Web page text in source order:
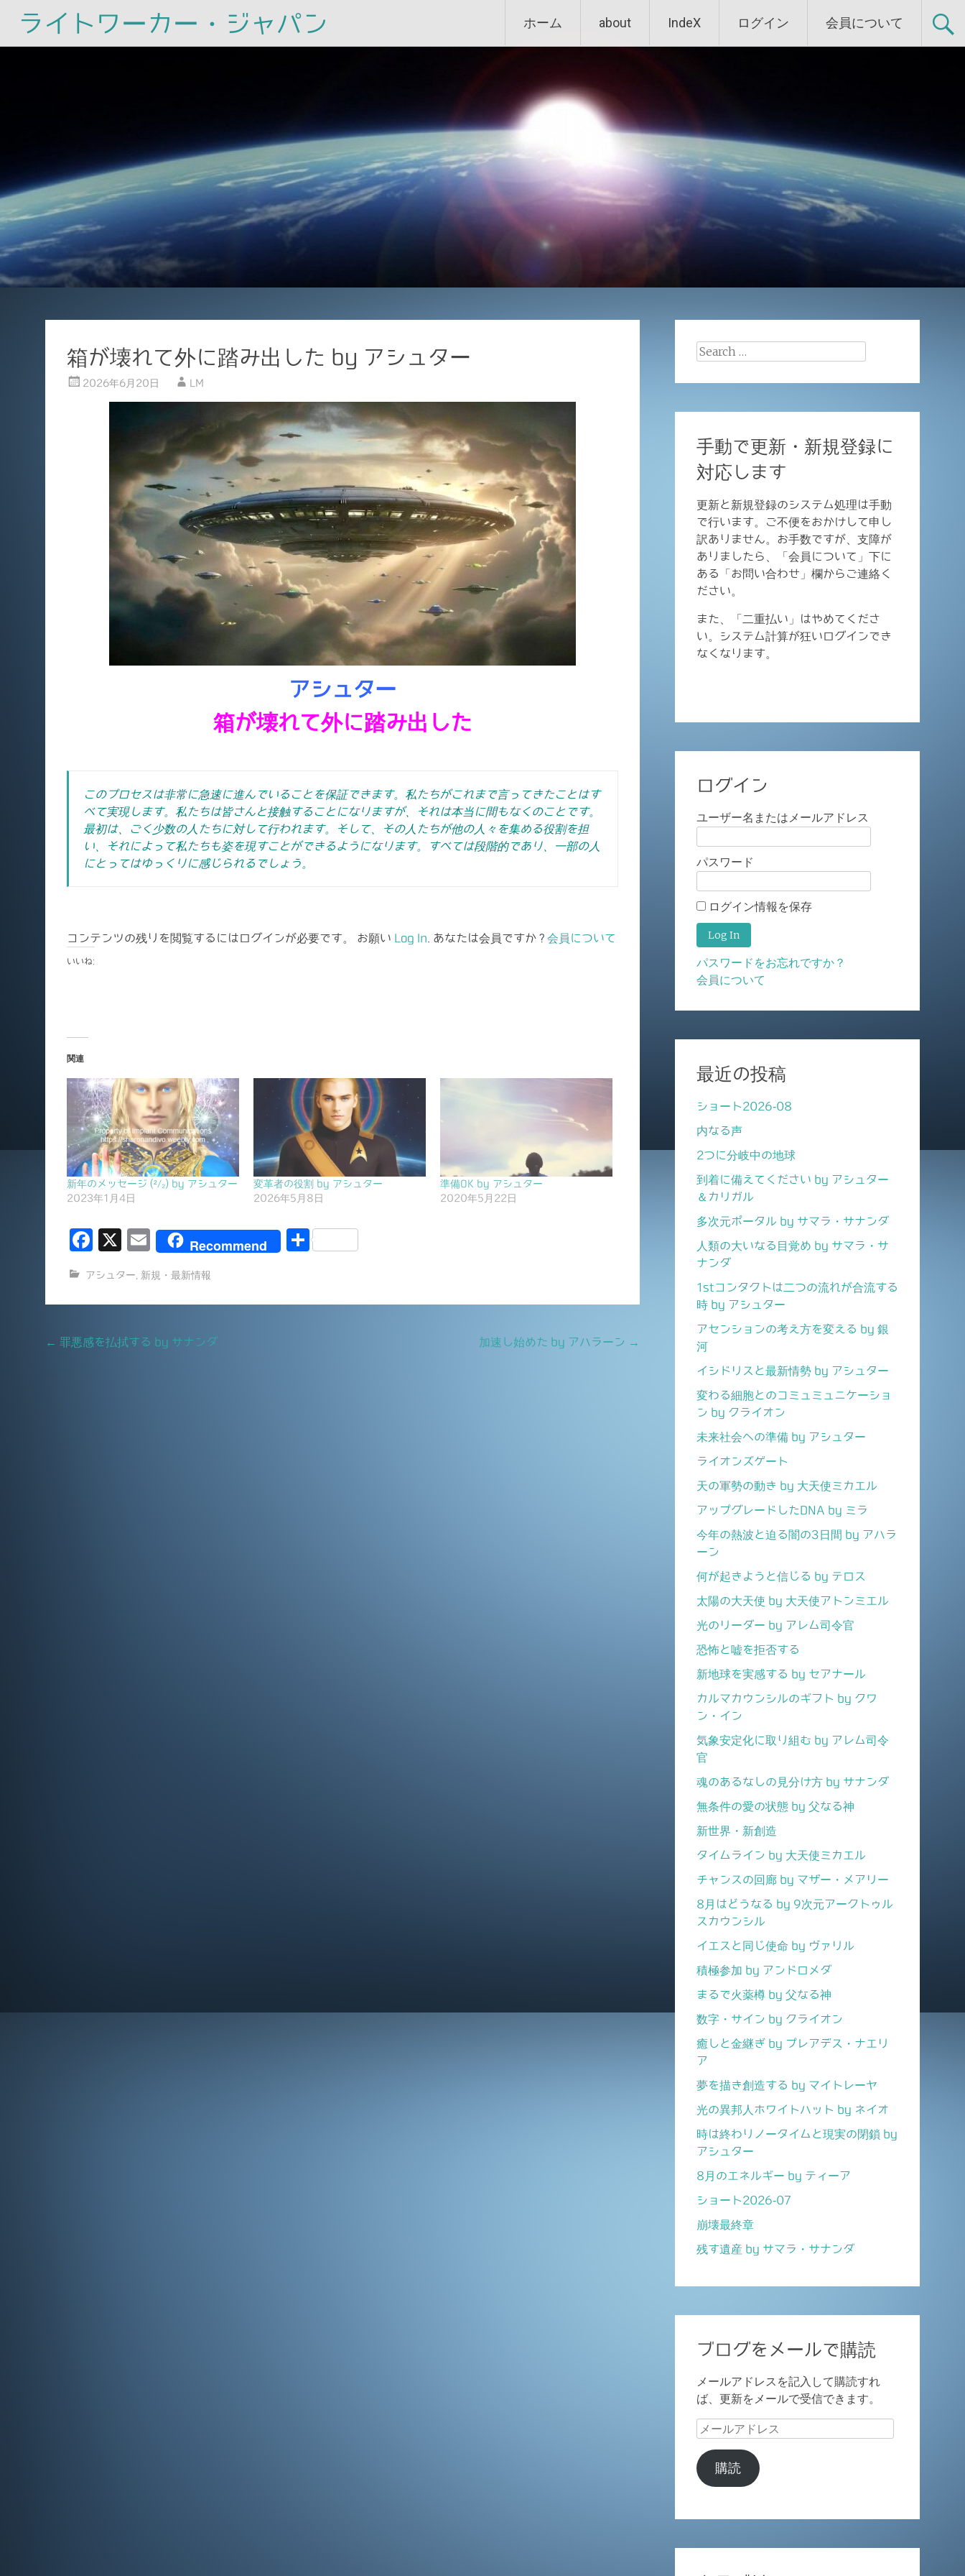
ライトワーカー・ジャパン
to
ホーム about IndeX ログイン 会員について
箱が壊れて外に踏み出した by アシュター
2026年6月20日 LM
アシュター
箱が壊れて外に踏み出した
このプロセスは非常に急速に進んでいることを保証できます。私たちがこれまで言ってきたことはす
べて実現します。私たちは皆さんと接触することになりますが、それは本当に間もなくのことです。
最初は、ごく少数の人たちに対して行われます。そして、その人たちが他の人々を集める役割を担
い、それによって私たちも姿を現すことができるようになります。
すべては段階的であり、一部の人
にとってはゆっくりに感じられるでしょう。
コンテンツの残りを閲覧するにはログインが必要です。 お願い Log In . あなたは会員ですか ? 会員について
いいね:
関連
新年のメッセージ (²/₂) by アシュター
2023年1月4日
変革者の役割 by アシュター
2026年5月8日
準備OK by アシュター
2020年5月22日
F
c
e
b
X
E
ai
l
Recommend
共
アシュター 新規・最新情報
Post
← 罪悪感を払拭する by サナンダ 加速し始めた by アハラーン →
Search
手動で更新・新規登録に
対応します
更新と新規登録のシステム処理は手動
で行います。ご不便をおかけして申し
訳ありません。お手数ですが、支障が
ありましたら、「会員について」下に
ある「お問い合わせ」欄からご連絡く
ださい。
また、「二重払い」はやめてくださ
い。システム計算が狂いログインでき
なくなります。
ログイン
ユーザー名またはメールアドレス
パスワード
ログイン情報を保存
パスワードをお忘れですか？
会員について
最近の投稿
ショート2026-08
内なる声
2つに分岐中の地球
到着に備えてください by アシュター
＆カリガル
多次元ポータル by サマラ・サナンダ
人類の大いなる目覚め by サマラ・サ
ナンダ
1stコンタクトは二つの流れが合流する
時 by アシュター
アセンションの考え方を変える by 銀
河
イシドリスと最新情勢 by アシュター
変わる細胞とのコミュミュニケーショ
ン by クライオン
未来社会への準備 by アシュター
ライオンズゲート
天の軍勢の動き by 大天使ミカエル
アップグレードしたDNA by ミラ
今年の熱波と迫る闇の3日間 by アハラ
ーン
何が起きようと信じる by テロス
太陽の大天使 by 大天使アトンミエル
光のリーダー by アレム司令官
恐怖と嘘を拒否する
新地球を実感する by セアナール
カルマカウンシルのギフト by クワ
ン・イン
気象安定化に取り組む by アレム司令
官
魂のあるなしの見分け方 by サナンダ
無条件の愛の状態 by 父なる神
新世界・新創造
タイムライン by 大天使ミカエル
チャンスの回廊 by マザー・メアリー
8月はどうなる by 9次元アークトゥル
スカウンシル
イエスと同じ使命 by ヴァリル
積極参加 by アンドロメダ
まるで火薬樽 by 父なる神
数字・サイン by クライオン
癒しと金継ぎ by プレアデス・ナエリ
ア
夢を描き創造する by マイトレーヤ
光の異邦人ホワイトハット by ネイオ
時は終わりノータイムと現実の閉鎖 by
アシュター
8月のエネルギー by ティーア
ショート2026-07
崩壊最終章
残す遺産 by サマラ・サナンダ
ブログをメールで購読
メールアドレスを記入して購読すれ
ば、更新をメールで受信できます。
メ
ル
ア
購読